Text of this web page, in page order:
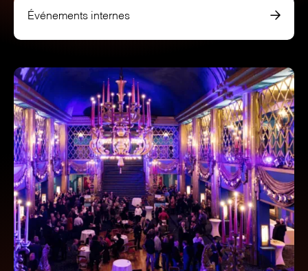
Événements internes